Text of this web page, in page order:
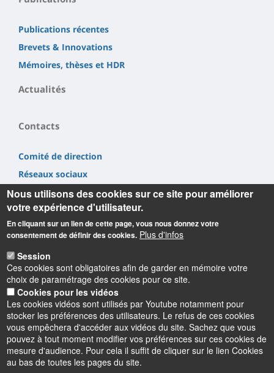
Publications récentes
Brevets & Innovations
Mémoires, thèses et HDR
Actualités
Contacts
Comité de direction
Réseaux sociaux
Informations
Notre adresse
2 allée du Château,
45100 Orléans
Nous utilisons des cookies sur ce site pour améliorer
votre expérience d'utilisateur.
En cliquant sur un lien de cette page, vous nous donnez votre
consentement de définir des cookies. Plus d'infos
Session
Ces cookies sont obligatoires afin de garder en mémoire votre
choix de paramétrage des cookies pour ce site.
Cookies pour les vidéos
Les cookies vidéos sont utilisés par Youtube notamment pour
stocker les préférences des utilisateurs. Le refus de ces cookies
vous empêchera d'accéder aux vidéos du site. Sachez que vous
pouvez à tout moment modifier vos préférences sur ces cookies de
mesure d'audience. Pour cela il suffit de cliquer sur le lien Cookies
au bas de toutes les pages du site.